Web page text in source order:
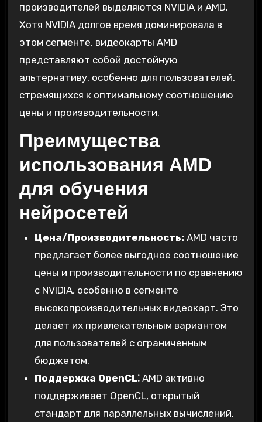
производителей выделяются NVIDIA и AMD.
Хотя NVIDIA долгое время доминировала в
этом сегменте, видеокарты AMD
представляют собой достойную
альтернативу, особенно для пользователей,
стремящихся к оптимальному соотношению
цены и производительности.
Преимущества
использования AMD
для обучения
нейросетей
Цена/Производительность: AMD часто
предлагает более выгодное соотношение
цены и производительности по сравнению
с NVIDIA, особенно в сегменте
высокопроизводительных видеокарт. Это
делает их привлекательным вариантом
для пользователей с ограниченным
бюджетом.
Поддержка OpenCL⁚AMD активно
поддерживает OpenCL, открытый
стандарт для параллельных вычислений.